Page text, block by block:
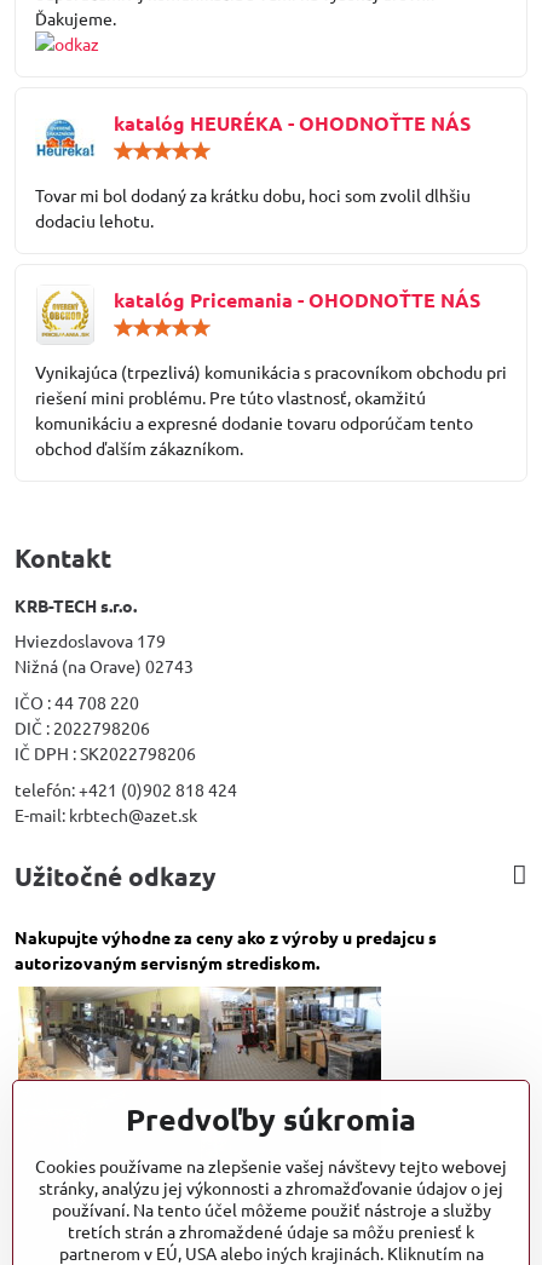
Ďakujeme.
katalóg HEURÉKA - OHODNOŤTE NÁS
5
Tovar mi bol dodaný za krátku dobu, hoci som zvolil dlhšiu
dodaciu lehotu.
katalóg Pricemania - OHODNOŤTE NÁS
5
Vynikajúca (trpezlivá) komunikácia s pracovníkom obchodu pri
riešení mini problému. Pre túto vlastnosť, okamžitú
komunikáciu a expresné dodanie tovaru odporúčam tento
obchod ďalším zákazníkom.
Kontakt
KRB-TECH s.r.o.
Hviezdoslavova 179
Nižná (na Orave) 02743
IČO : 44 708 220
DIČ : 2022798206
IČ DPH : SK2022798206
telefón: +421 (0)902 818 424
E-mail: krbtech@azet.sk
Užitočné odkazy
Nakupujte výhodne za ceny ako z výroby u predajcu s
autorizovaným servisným strediskom.
Predvoľby súkromia
Cookies používame na zlepšenie vašej návštevy tejto webovej
stránky, analýzu jej výkonnosti a zhromažďovanie údajov o jej
používaní. Na tento účel môžeme použiť nástroje a služby
tretích strán a zhromaždené údaje sa môžu preniesť k
partnerom v EÚ, USA alebo iných krajinách. Kliknutím na